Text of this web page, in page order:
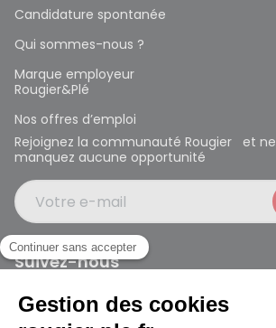
Candidature spontanée
Qui sommes-nous ?
Marque employeur
Rougier&Plé
Nos offres d’emploi
Rejoignez la communauté Rougier et ne
manquez aucune opportunité
Votre e-mail
Suivez-nous